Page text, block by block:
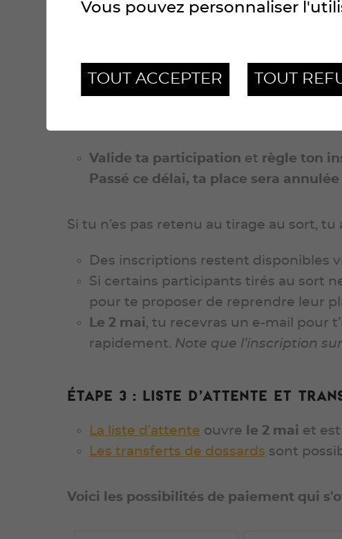
Réalisé par notre chronométreur
Résultats envoyés par e-mail par
Valide ta participation et règle ton
Passé ce délai, ta place sera
Si tu n’es pas retenu au tirage au sort,
Des inscriptions restent disponibles
Si certains participants tirés au sort
pour te proposer de reprendre leur
Le 2 mai, tu recevras un e-mail pour
rapidement. Note que l’inscription
Étape 3 : Liste d’attente et
La liste d’attente ouvre le 2 mai et
Les transferts de dossards sont
Voici les possibilités de paiement qui
Vous pouvez personnaliser
TOUT ACCEPTER TOUT